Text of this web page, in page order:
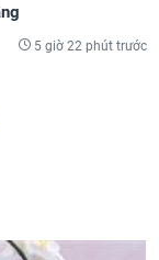
5 giờ 22 phút trước